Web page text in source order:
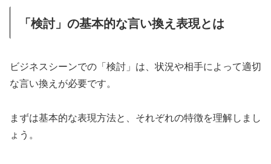
「検討」の基本的な言い換え表現とは
ビジネスシーンでの「検討」は、状況や相手によって適切
な言い換えが必要です。
まずは基本的な表現方法と、それぞれの特徴を理解しまし
ょう。